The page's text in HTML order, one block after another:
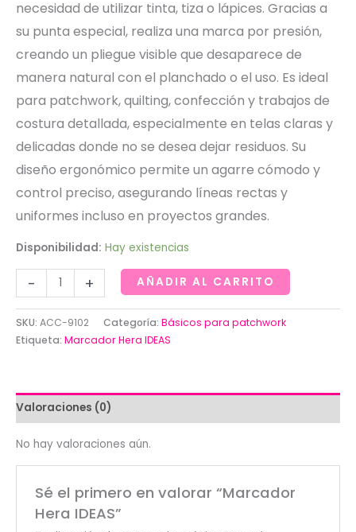
4,30€.3,90€.
necesidad de utilizar tinta, tiza o lápices. Gracias a
su punta especial, realiza una marca por presión,
creando un pliegue visible que desaparece de
manera natural con el planchado o el uso. Es ideal
para patchwork, quilting, confección y trabajos de
costura detallada, especialmente en telas claras y
delicadas donde no se desea dejar residuos. Su
diseño ergonómico permite un agarre cómodo y
control preciso, asegurando líneas rectas y
uniformes incluso en proyectos grandes.
Disponibilidad: Hay existencias
-
Marcador
Hera
IDEAS
cantidad
+ AÑADIR AL CARRITO
SKU: ACC-9102 Categoría: Básicos para patchwork
Etiqueta: Marcador Hera IDEAS
Valoraciones (0)
No hay valoraciones aún.
Sé el primero en valorar “Marcador
Hera IDEAS”